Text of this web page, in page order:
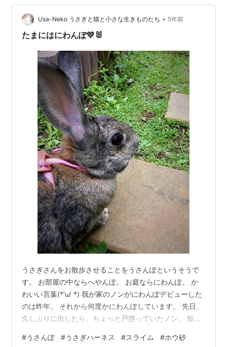
ります。 他にもあると思いますが、そちらは時間がある
時に確認していきます。 必要な物 ・太さが9mmぐらい
のステンレス製の針金(100円ショップで購入できます) ・
Usa-Neko うさぎと猫と小さな生きものたち • 5年前
たまにはにわんぽ💛🐰
うさぎさんをお散歩させることをうさんぽというそうで
す。 お部屋の中ならへやんぽ。 お庭ならにわんぽ。 か
わいい言葉(*‘ω‘ *) 我が家のノンがにわんぽデビューした
のは昨年。 それから何度かにわんぽしています。 先日、
久しぶりに出したら、ちょっと戸惑っていたノン。 短時
にわんぽ諦めました。 最初に外に出したとき、目をまん
#うさんぽ #うさぎハーネス #スライム #ホウ砂